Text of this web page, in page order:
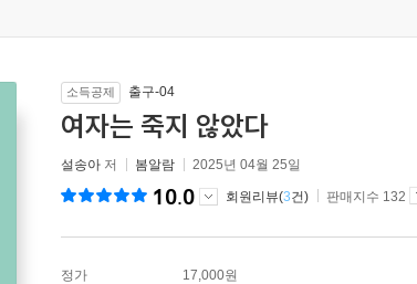
소득공제 출구-04
여자는 죽지 않았다
설송아 저 봄알람 2025년 04월 25일
10.0 회원리뷰(3건) 판매지수 132
정가 17,000원